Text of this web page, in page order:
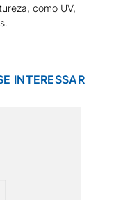
como UV,